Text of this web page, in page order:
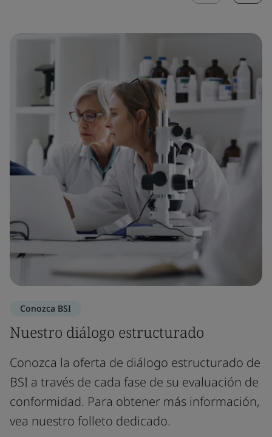
Conozca BSI
Nuestro diálogo estructurado
Conozca la oferta de diálogo estructurado de
BSI a través de cada fase de su evaluación de
conformidad. Para obtener más información,
vea nuestro folleto dedicado.